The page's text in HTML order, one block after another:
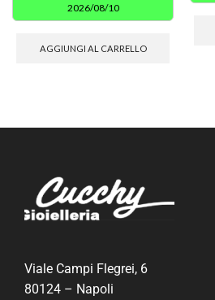
2026/08/10
AGGIUNGI AL CARRELLO
Viale Campi Flegrei, 6
80124 – Napoli